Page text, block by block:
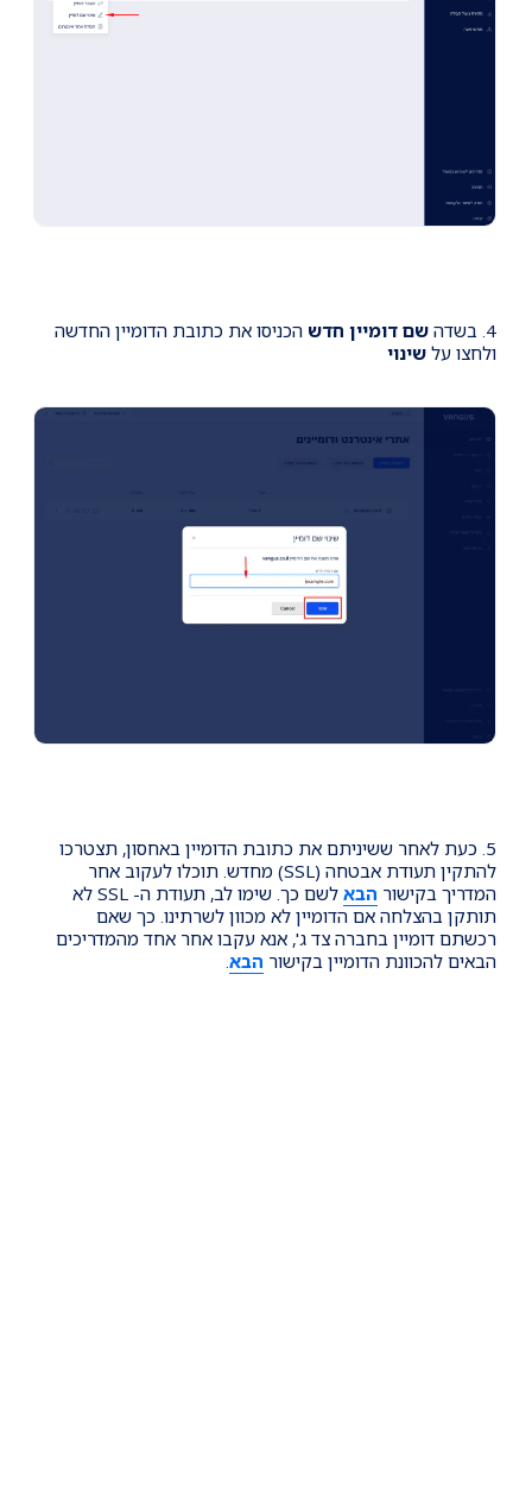
4. בשדה שם דומיין חדש הכניסו את כתובת הדומיין החדשה
ולחצו על שינוי
5. כעת לאחר ששיניתם את כתובת הדומיין באחסון, תצטרכו
להתקין תעודת אבטחה (SSL) מחדש. תוכלו לעקוב אחר
המדריך בקישור הבא
לשם כך. שימו לב, תעודת ה- SSL לא
תותקן בהצלחה אם הדומיין לא מכוון לשרתינו. כך שאם
רכשתם דומיין בחברה צד ג', אנא עקבו אחר אחד מהמדריכים
הבאים להכוונת הדומיין בקישור הבא.